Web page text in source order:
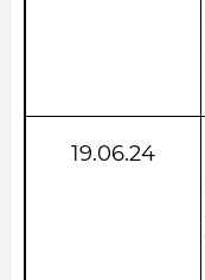
19.06.24